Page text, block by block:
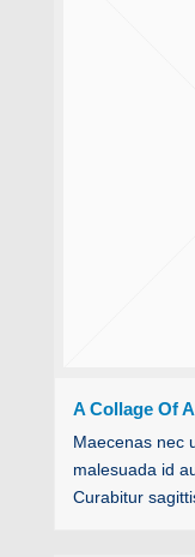
A Collage Of
Maecenas nec
malesuada id
Curabitur